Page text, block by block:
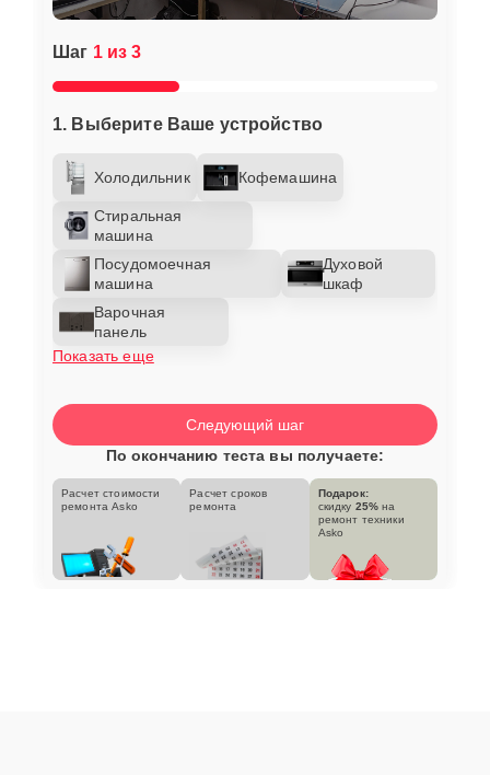
Шаг 1 из 3
1. Выберите Ваше устройство
Холодильник Кофемашина
Стиральная
машина
Посудомоечная
машина
Духовой
шкаф
Варочная
панель
Показать еще
Следующий шаг
По окончанию теста вы получаете:
Расчет стоимости
ремонта Asko
Расчет сроков
ремонта
Подарок:
скидку 25% на
ремонт техники
Asko